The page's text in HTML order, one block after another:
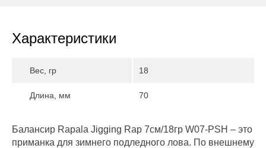
Характеристики
Вес, гр 18
Длина, мм 70
Балансир Rapala Jigging Rap 7см/18гр W07-PSH – это
приманка для зимнего подледного лова. По внешнему